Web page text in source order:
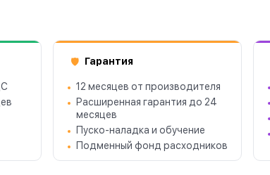
🛡 Гарантия
12 месяцев от производителя
Расширенная гарантия до 24
месяцев
Пуско-наладка и обучение
Подменный фонд расходников